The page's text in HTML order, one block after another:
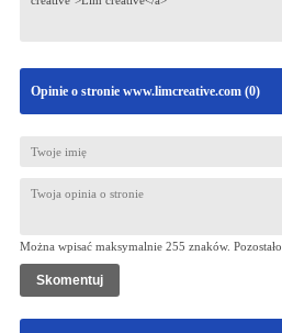
Opinie o stronie www.limcreative.com (0)
Można wpisać maksymalnie 255 znaków. Pozostało